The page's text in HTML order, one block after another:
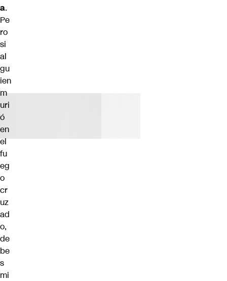
a.
Pe
ro
si
al
gu
ien
m
uri
ó
en
el
fu
eg
o
cr
uz
ad
o,
de
be
s
mi